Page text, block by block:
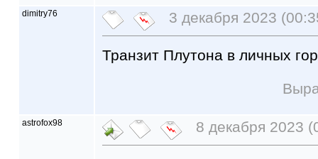
dimitry76 3 декабря 2023
Транзит Плутона в личных
astrofox98 8 декабря 2023